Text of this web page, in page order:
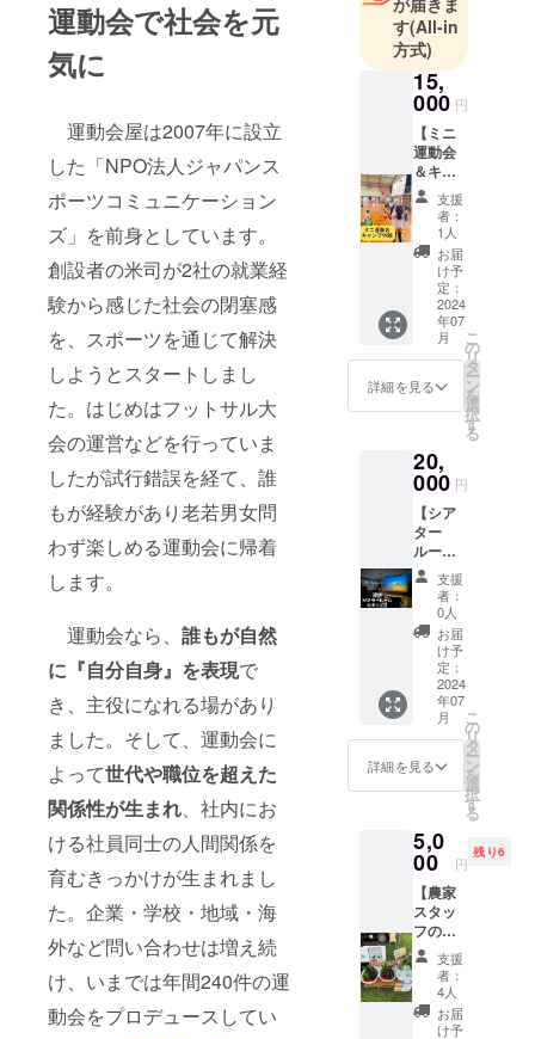
運動会で社会を元
気に
運動会屋は2007年に設立
した「NPO法人ジャパンス
ポーツコミュニケーション
ズ」を前身としています。
創設者の米司が2社の就業経
験から感じた社会の閉塞感
を、スポーツを通じて解決
しようとスタートしまし
た。はじめはフットサル大
会の運営などを行っていま
したが試行錯誤を経て、誰
もが経験があり老若男女問
わず楽しめる運動会に帰着
します。
運動会なら、 誰もが自然
に『自分自身』を表現で
き、主役になれる場があり
ました。そして、運動会に
よって世代や職位を超えた
関係性が生まれ、社内にお
ける社員同士の人間関係を
育むきっかけが生まれまし
た。企業・学校・地域・海
外など問い合わせは増え続
け、いまでは年間240件の運
動会をプロデュースしてい
運動会のよ
うに手を取
り合える社
会の創造へ
世の中を、
運動会のよ
うに面白く
します！
す(All-in
方式)
15,
000 円
【ミニ
運動会
＆キャ
ンプ体
験】
キャン
プ場の
お好き
なサイ
トでミ
ニ運動
会と
キャン
プを体
験でき
をお送
りいた
しま
す。
《利用
人数に
つい
て》 利
用人数
は4人ま
でとさ
せてい
ただき
ます。
ご協力
のほど
よろし
≪サイ
トにつ
●広さ
サイト
スペー
ス(10ｍ
×11ｍ以
両につ
いて≫
支援
者：
1人
お届
け予
定：
2024
年07
月
詳細を見る
こ
の
リ
タ
ー
ン
を
選
択
す
る
20,
000 円
【シア
ター
ルーム
付キャ
ンプ】
学校の
視聴覚
室をリ
ノベー
ショ
ン！200
インチ
のプロ
ジェク
タース
インチ
スピー
カー4台
による
大迫力
の映画
コンテ
ンツを3
時間貸
切！家
族、
支援
者：
0人
お届
け予
定：
2024
年07
月
詳細を見る
こ
の
リ
タ
ー
ン
を
選
択
す
る
5,0
00 円
残り6
【農家
スタッ
フのお
米と野
菜セッ
ト】送
料込 農
家でも
支援
者：
4人
お届
け予